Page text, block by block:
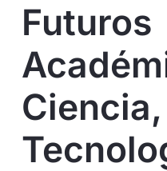
Futuros
Ciencia,